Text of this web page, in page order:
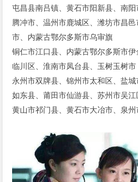
屯昌县南吕镇、黄石市阳新县、南
腾冲市、温州市鹿城区、潍坊市昌
市、内蒙古鄂尔多斯市乌审旗
铜仁市江口县、内蒙古鄂尔多斯市
临川区、淮南市凤台县、玉树玉树市
永州市双牌县、锦州市太和区、盐
如东县、莆田市仙游县、苏州市吴江
黄山市祁门县、黄石市大冶市、泉州